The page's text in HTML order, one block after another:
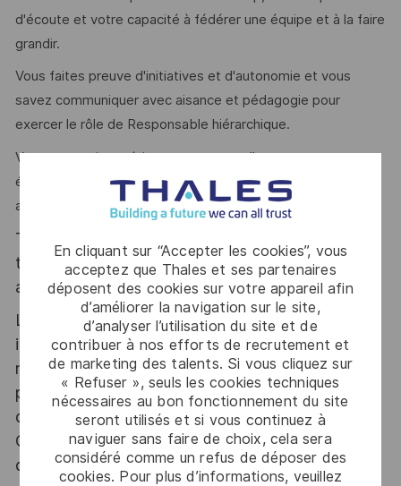
En cliquant sur “Accepter les cookies”, vous
acceptez que Thales et ses partenaires
déposent des cookies sur votre appareil afin
d’améliorer la navigation sur le site,
d’analyser l’utilisation du site et de
contribuer à nos efforts de recrutement et
de marketing des talents. Si vous cliquez sur
« Refuser », seuls les cookies techniques
nécessaires au bon fonctionnement du site
seront utilisés et si vous continuez à
naviguer sans faire de choix, cela sera
considéré comme un refus de déposer des
cookies. Pour plus d’informations, veuillez
d'écoute et votre capacité à fédérer une équipe et à la faire
grandir.
Vous faites preuve d'initiatives et d'autonomie et vous
savez communiquer avec aisance et pédagogie pour
exercer le rôle de Responsable hiérarchique.
Votre expertise métier vous permet d'accompagner votre
équipe dans les développements de matériels complexes
avec agilité et en étant force de proposition.
Thales, entreprise Handi-Engagée, reconnait
tous les talents. La diversité est notre meilleur
atout. Postulez et rejoignez nous !
Le poste pouvant nécessiter d'accéder à des
informations relevant du secret de la défense
nationale, la personne retenue fera l'objet d'une
procédure d’habilitation, conformément aux
dispositions des articles R.2311-1 et suivants du
Code de la défense et de l’IGI 1300 SGDSN/PSE
du 09 août 2021.